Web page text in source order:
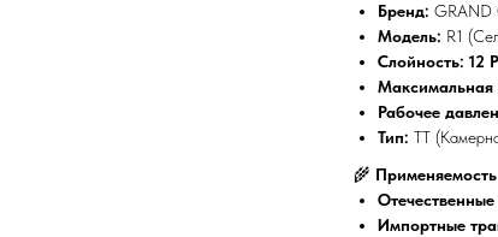
Бренд: GRAND
Модель: R1
Слойность: 12
Максимальная
Рабочее
Тип: TT
🌾
Импортные